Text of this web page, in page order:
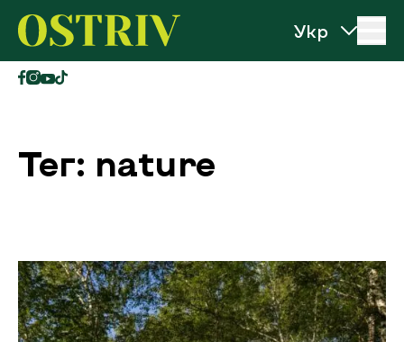
Ostriv
Тег: nature